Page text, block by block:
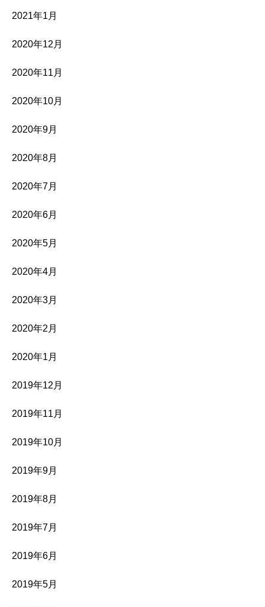
2021年1月
2020年12月
2020年11月
2020年10月
2020年9月
2020年8月
2020年7月
2020年6月
2020年5月
2020年4月
2020年3月
2020年2月
2020年1月
2019年12月
2019年11月
2019年10月
2019年9月
2019年8月
2019年7月
2019年6月
2019年5月